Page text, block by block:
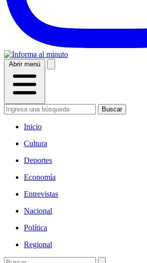
Abrir menú
Buscar
Inicio
Cultura
Deportes
Economía
Entrevistas
Nacional
Política
Regional